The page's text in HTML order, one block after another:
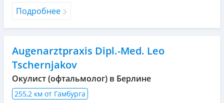
Подробнее
Augenarztpraxis Dipl.-Med. Leo
Tschernjakov
Окулист (офтальмолог) в Берлине
255,2 км от Гамбурга